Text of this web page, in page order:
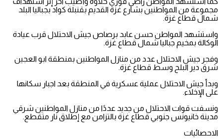
مجموعة من المواطنين بشارع غزة القديم بقنبلة كواد بجباليا البلد
شمال قطاع غزة.
واستشهد المواطن حسن عابد برصاص جيش الاحتلال قرب عيادة
الوكالة بمخيم جباليا شمال قطاع غزة.
وفجر جيش الاحتلال عدد من منازل المواطنين بمنطقة ابو العجين
شرق دير البلح وسط قطاع غزة.
وبدأ جيش الاحتلال عملية عسكرية في المنطقة بعد اجبار سكانها
على الإخلاء.
ونسفت قوات الاحتلال من جديد عددًا من منازل المواطنين شرقي
مدينة خانيونس جنوبي قطاع غزة بالتزامن مع إطلاق نار متقطع.
الاحصائيات